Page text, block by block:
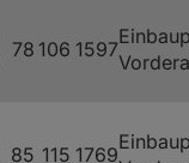
78 106 1597
85 115 1769